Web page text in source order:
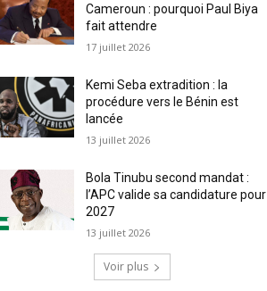
Cameroun : pourquoi Paul Biya
fait attendre
17 juillet 2026
Kemi Seba extradition : la
procédure vers le Bénin est
lancée
13 juillet 2026
Bola Tinubu second mandat :
l’APC valide sa candidature pour
2027
13 juillet 2026
Voir plus